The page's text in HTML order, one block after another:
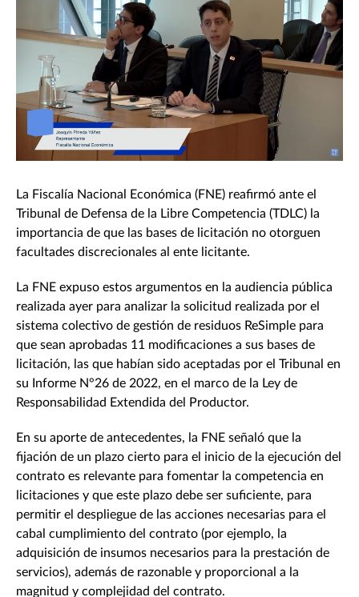
La Fiscalía Nacional Económica (FNE) reafirmó ante el
Tribunal de Defensa de la Libre Competencia (TDLC) la
importancia de que las bases de licitación no otorguen
facultades discrecionales al ente licitante.
La FNE expuso estos argumentos en la audiencia pública
realizada ayer para analizar la solicitud realizada por el
sistema colectivo de gestión de residuos ReSimple para
que sean aprobadas 11 modificaciones a sus bases de
licitación, las que habían sido aceptadas por el Tribunal en
su Informe N°26 de 2022, en el marco de la Ley de
Responsabilidad Extendida del Productor.
En su aporte de antecedentes, la FNE señaló que la
fijación de un plazo cierto para el inicio de la ejecución del
contrato es relevante para fomentar la competencia en
licitaciones y que este plazo debe ser suficiente, para
permitir el despliegue de las acciones necesarias para el
cabal cumplimiento del contrato (por ejemplo, la
adquisición de insumos necesarios para la prestación de
servicios), además de razonable y proporcional a la
magnitud y complejidad del contrato.